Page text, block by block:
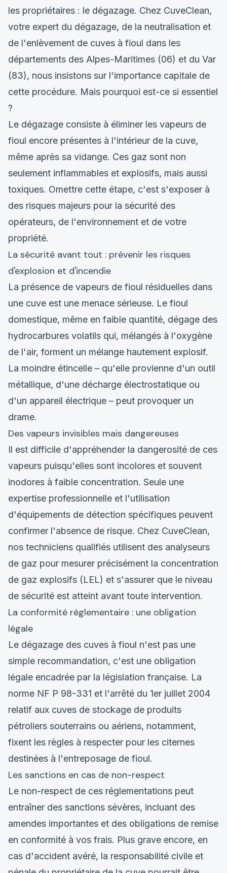
les propriétaires : le dégazage. Chez CuveClean,
votre expert du dégazage, de la neutralisation et
de l'enlèvement de cuves à fioul dans les
départements des Alpes-Maritimes (06) et du Var
(83), nous insistons sur l'importance capitale de
cette procédure. Mais pourquoi est-ce si essentiel
?
Le dégazage consiste à éliminer les vapeurs de
fioul encore présentes à l'intérieur de la cuve,
même après sa vidange. Ces gaz sont non
seulement inflammables et explosifs, mais aussi
toxiques. Omettre cette étape, c'est s'exposer à
des risques majeurs pour la sécurité des
opérateurs, de l'environnement et de votre
propriété.
La sécurité avant tout : prévenir les risques
d'explosion et d'incendie
La présence de vapeurs de fioul résiduelles dans
une cuve est une menace sérieuse. Le fioul
domestique, même en faible quantité, dégage des
hydrocarbures volatils qui, mélangés à l'oxygène
de l'air, forment un mélange hautement explosif.
La moindre étincelle – qu'elle provienne d'un outil
métallique, d'une décharge électrostatique ou
d'un appareil électrique – peut provoquer un
drame.
Des vapeurs invisibles mais dangereuses
Il est difficile d'appréhender la dangerosité de ces
vapeurs puisqu'elles sont incolores et souvent
inodores à faible concentration. Seule une
expertise professionnelle et l'utilisation
d'équipements de détection spécifiques peuvent
confirmer l'absence de risque. Chez CuveClean,
nos techniciens qualifiés utilisent des analyseurs
de gaz pour mesurer précisément la concentration
de gaz explosifs (LEL) et s'assurer que le niveau
de sécurité est atteint avant toute intervention.
La conformité réglementaire : une obligation
légale
Le dégazage des cuves à fioul n'est pas une
simple recommandation, c'est une obligation
légale encadrée par la législation française. La
norme NF P 98-331 et l'arrêté du 1er juillet 2004
relatif aux cuves de stockage de produits
pétroliers souterrains ou aériens, notamment,
fixent les règles à respecter pour les citernes
destinées à l'entreposage de fioul.
Les sanctions en cas de non-respect
Le non-respect de ces réglementations peut
entraîner des sanctions sévères, incluant des
amendes importantes et des obligations de remise
en conformité à vos frais. Plus grave encore, en
cas d'accident avéré, la responsabilité civile et